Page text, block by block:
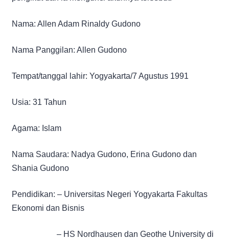
Nama: Allen Adam Rinaldy Gudono
Nama Panggilan: Allen Gudono
Tempat/tanggal lahir: Yogyakarta/7 Agustus 1991
Usia: 31 Tahun
Agama: Islam
Nama Saudara: Nadya Gudono, Erina Gudono dan
Shania Gudono
Pendidikan: – Universitas Negeri Yogyakarta Fakultas
Ekonomi dan Bisnis
– HS Nordhausen dan Geothe University di